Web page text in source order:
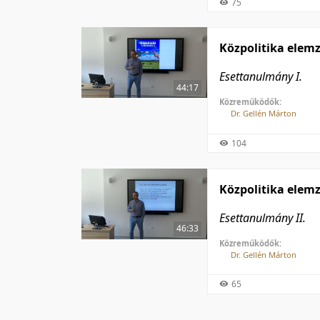
44:17
Közpolitika
Esettanulmány I.
Közreműködők:
Dr. Gellén Márton
104
46:33
Közpolitika
Esettanulmány II.
Közreműködők:
Dr. Gellén Márton
65